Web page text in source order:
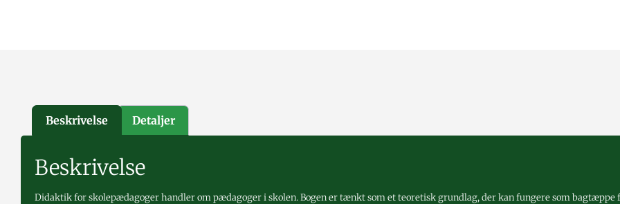
Beskrivelse Detaljer
Beskrivelse
Didaktik for skolepædagoger handler om pædagoger i skolen. Bogen er tænkt som et teoretisk grundlag, der kan fungere som bagtæppe